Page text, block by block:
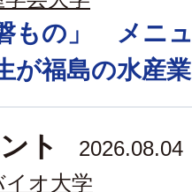
磐もの」 メニ
が福島の水産
ト
2026.08.04
イオ大学